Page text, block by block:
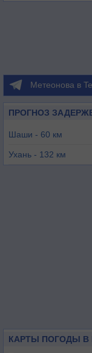
Метеонова в
ПРОГНОЗ
Шаши - 60 км
Ухань - 132 км
КАРТЫ ПОГОДЫ В